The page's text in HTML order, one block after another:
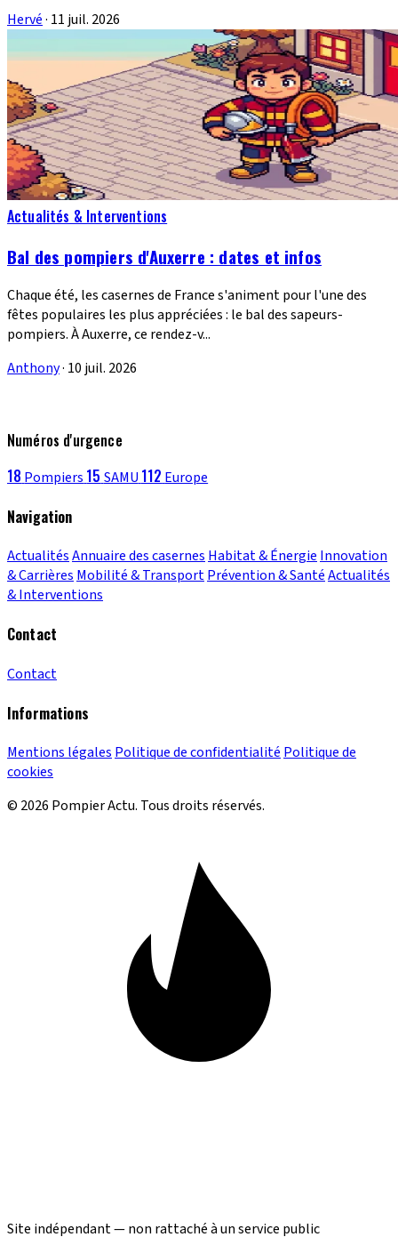
Hervé· 11 juil. 2026
Actualités & Interventions
Bal des pompiers d'Auxerre : dates et infos
Chaque été, les casernes de France s'animent pour l'une des
fêtes populaires les plus appréciées : le bal des sapeurs-
pompiers. À Auxerre, ce rendez-v...
Anthony· 10 juil. 2026
Numéros d'urgence
18 Pompiers 15 SAMU 112 Europe
Navigation
ActualitésAnnuaire des casernes Habitat & Énergie Innovation
& Carrières Mobilité & TransportPrévention & SantéActualités
& Interventions
Contact
Contact
Informations
Mentions légales Politique de confidentialité Politique de
cookies
© 2026 Pompier Actu. Tous droits réservés.
Site indépendant — non rattaché à un service public